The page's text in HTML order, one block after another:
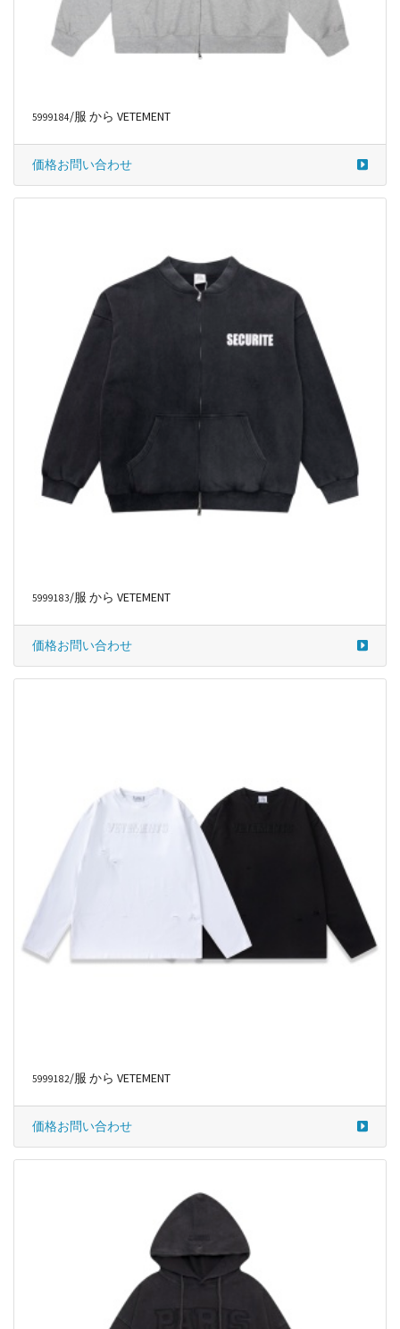
5999184/服 から VETEMENT
価格お問い合わせ
5999183/服 から VETEMENT
価格お問い合わせ
5999182/服 から VETEMENT
価格お問い合わせ